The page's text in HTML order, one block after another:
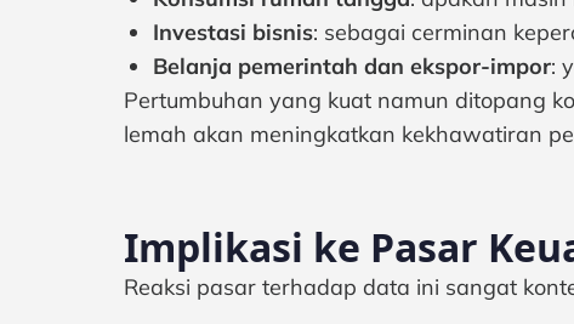
Investasi bisnis: sebagai cerminan
Belanja pemerintah dan ekspor-impor:
Pertumbuhan yang kuat namun ditopang
lemah akan meningkatkan kekhawatiran
Implikasi ke Pasar
Reaksi pasar terhadap data ini sangat